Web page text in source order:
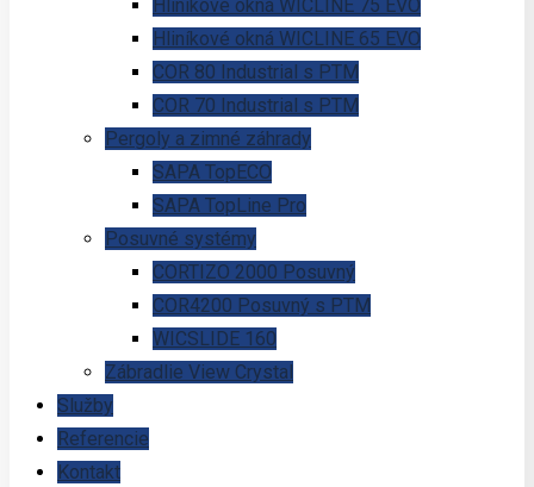
Hliníkové okná WICLINE 75 EVO
Hliníkové okná WICLINE 65 EVO
COR 80 Industrial s PTM
COR 70 Industrial s PTM
Pergoly a zimné záhrady
SAPA TopECO
SAPA TopLine Pro
Posuvné systémy
CORTIZO 2000 Posuvný
COR4200 Posuvný s PTM
WICSLIDE 160
Zábradlie View Crystal
Služby
Referencie
Kontakt